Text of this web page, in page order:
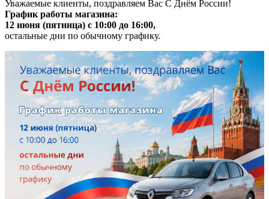
Уважаемые клиенты, поздравляем Вас С Днём России!
График работы магазина:
12 июня (пятница) с 10:00 до 16:00,
остальные дни по обычному графику.